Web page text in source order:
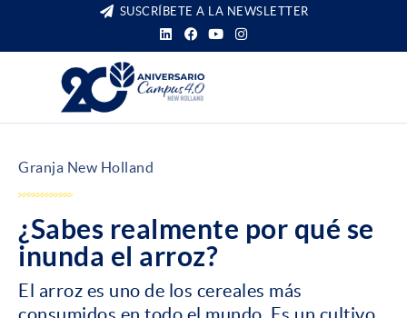
SUSCRÍBETE A LA NEWSLETTER
Granja New Holland
¿Sabes realmente por qué se
inunda el arroz?
El arroz es uno de los cereales más